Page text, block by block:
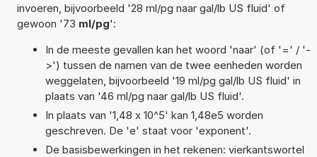
invoeren, bijvoorbeeld '28 ml/pg naar gal/lb US fluid' of
gewoon '73 ml/pg':
In de meeste gevallen kan het woord 'naar' (of '=' / '-
>') tussen de namen van de twee eenheden worden
weggelaten, bijvoorbeeld '19 ml/pg gal/lb US fluid' in
plaats van '46 ml/pg naar gal/lb US fluid'.
In plaats van '1,48 x 10^5' kan 1,48e5 worden
geschreven. De 'e' staat voor 'exponent'.
De basisbewerkingen in het rekenen: vierkantswortel